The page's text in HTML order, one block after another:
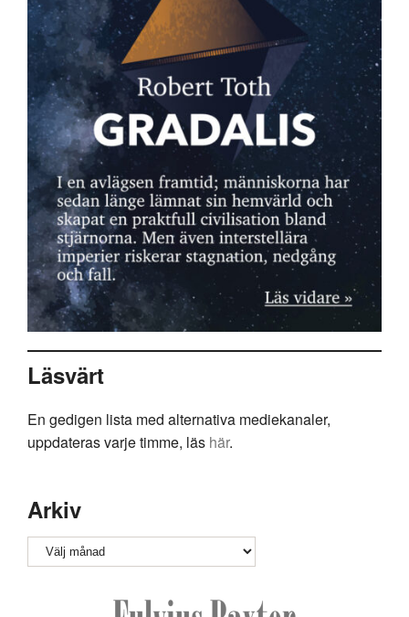
Läsvärt
En gedigen lista med alternativa mediekanaler,
uppdateras varje timme, läs här.
Arkiv
Arkiv